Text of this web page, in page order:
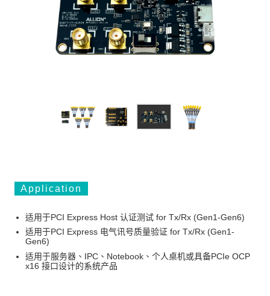
Application
适用于PCI Express Host 认证测试 for Tx/Rx (Gen1-Gen6)
适用于PCI Express 电气讯号质量验证 for Tx/Rx (Gen1-
Gen6)
适用于服务器、IPC、Notebook、个人桌机或具备PCIe OCP
x16 接口设计的系统产品